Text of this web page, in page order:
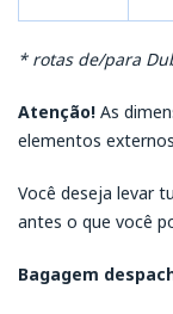
* rotas de/para
Atenção! As
elementos
Você deseja levar
antes o que você
Bagagem